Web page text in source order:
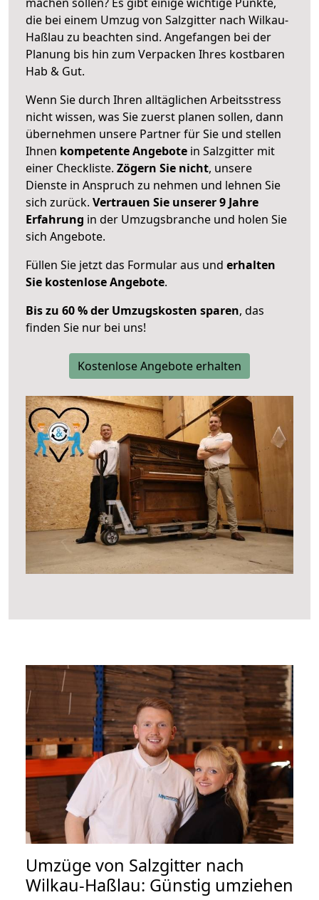
die bei einem Umzug von Salzgitter nach Wilkau-
Haßlau zu beachten sind. Angefangen bei der
Planung bis hin zum Verpacken Ihres kostbaren
Hab & Gut.
Wenn Sie durch Ihren alltäglichen Arbeitsstress
nicht wissen, was Sie zuerst planen sollen, dann
übernehmen unsere Partner für Sie und stellen
Ihnen kompetente Angebote in Salzgitter mit
einer Checkliste. Zögern Sie nicht, unsere
Dienste in Anspruch zu nehmen und lehnen Sie
sich zurück. Vertrauen Sie unserer 9 Jahre
Erfahrung in der Umzugsbranche und holen Sie
sich Angebote.
Füllen Sie jetzt das Formular aus und erhalten
Sie kostenlose Angebote.
Bis zu 60 % der Umzugskosten sparen, das
finden Sie nur bei uns!
Kostenlose Angebote erhalten
Umzüge von Salzgitter nach
Wilkau-Haßlau: Günstig umziehen